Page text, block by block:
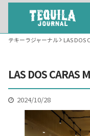
テキーラとは
テキーラのつくり方
テキーラジャーナル LAS DOS
LAS DOS CARAS
2024/10/28